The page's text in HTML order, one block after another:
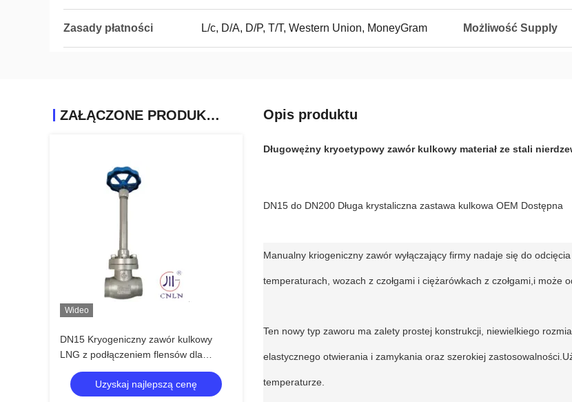
Zasady płatności L/c, D/A, D/P, T/T, Western Union, MoneyGram Możliwość Supply
ZAŁĄCZONE PRODUKTY
Wideo
DN15 Kryogeniczny zawór kulkowy
LNG z podłączeniem flensów dla
LOX/LN2/LAR/LCO2 -196~+80°C
Uzyskaj najlepszą cenę
Opis produktu
Długowężny kryoetypowy zawór kulkowy materiał ze stali
DN15 do DN200 Długa krystaliczna zastawa kulkowa OEM Dostępna
Manualny kriogeniczny zawór wyłączający firmy nadaje się do
temperaturach, wozach z czołgami i ciężarówkach z czołgami,i może
Ten nowy typ zaworu ma zalety prostej konstrukcji, niewielkiego
elastycznego otwierania i zamykania oraz szerokiej
temperaturze.